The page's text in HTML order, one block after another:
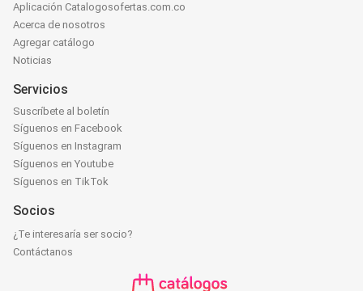
Aplicación Catalogosofertas.com.co
Acerca de nosotros
Agregar catálogo
Noticias
Servicios
Suscríbete al boletín
Síguenos en Facebook
Síguenos en Instagram
Síguenos en Youtube
Síguenos en TikTok
Socios
¿Te interesaría ser socio?
Contáctanos